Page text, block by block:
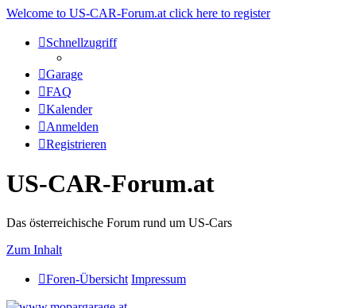
Welcome to US-CAR-Forum.at click here to register
Schnellzugriff
Garage
FAQ
Kalender
Anmelden
Registrieren
US-CAR-Forum.at
Das österreichische Forum rund um US-Cars
Zum Inhalt
Foren-Übersicht Impressum